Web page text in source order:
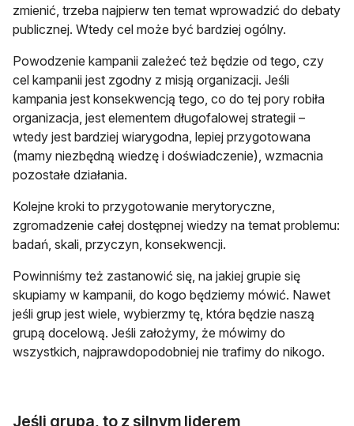
zmienić, trzeba najpierw ten temat wprowadzić do debaty
publicznej. Wtedy cel może być bardziej ogólny.
Powodzenie kampanii zależeć też będzie od tego, czy
cel kampanii jest zgodny z misją organizacji. Jeśli
kampania jest konsekwencją tego, co do tej pory robiła
organizacja, jest elementem długofalowej strategii –
wtedy jest bardziej wiarygodna, lepiej przygotowana
(mamy niezbędną wiedzę i doświadczenie), wzmacnia
pozostałe działania.
Kolejne kroki to przygotowanie merytoryczne,
zgromadzenie całej dostępnej wiedzy na temat problemu:
badań, skali, przyczyn, konsekwencji.
Powinniśmy też zastanowić się, na jakiej grupie się
skupiamy w kampanii, do kogo będziemy mówić. Nawet
jeśli grup jest wiele, wybierzmy tę, która będzie naszą
grupą docelową. Jeśli założymy, że mówimy do
wszystkich, najprawdopodobniej nie trafimy do nikogo.
Jeśli grupa, to z silnym liderem